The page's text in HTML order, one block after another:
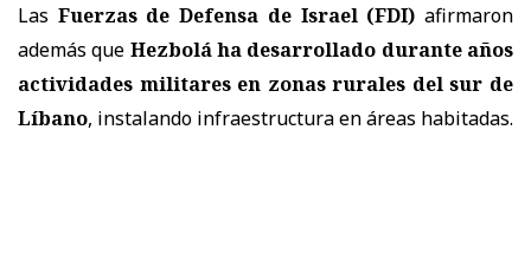
Las Fuerzas de Defensa de Israel (FDI) afirmaron
además que Hezbolá ha desarrollado durante años
actividades militares en zonas rurales del sur de
Líbano, instalando infraestructura en áreas habitadas.